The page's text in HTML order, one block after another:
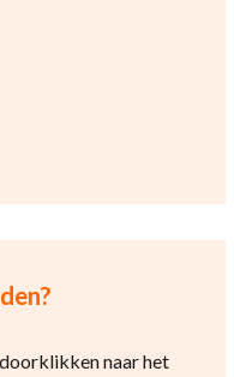
doorklikken naar het